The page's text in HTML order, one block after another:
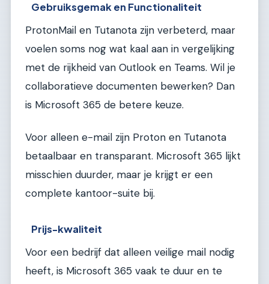
Gebruiksgemak en Functionaliteit
ProtonMail en Tutanota zijn verbeterd, maar
voelen soms nog wat kaal aan in vergelijking
met de rijkheid van Outlook en Teams. Wil je
collaboratieve documenten bewerken? Dan
is Microsoft 365 de betere keuze.
Voor alleen e-mail zijn Proton en Tutanota
betaalbaar en transparant. Microsoft 365 lijkt
misschien duurder, maar je krijgt er een
complete kantoor-suite bij.
Prijs-kwaliteit
Voor een bedrijf dat alleen veilige mail nodig
heeft, is Microsoft 365 vaak te duur en te